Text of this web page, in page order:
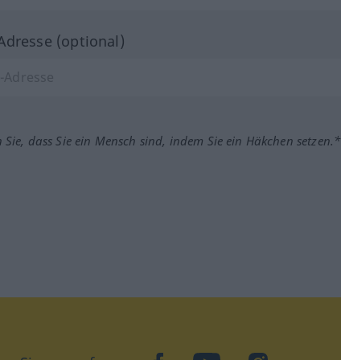
(optional)
dass Sie ein Mensch sind, indem Sie ein Häkchen setzen.*